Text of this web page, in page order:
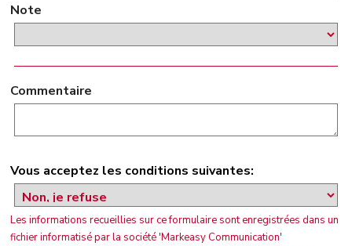
Note
Commentaire
Vous acceptez les conditions suivantes:
Les informations recueillies sur ce formulaire sont enregistrées dans un
fichier informatisé par la société 'Markeasy Communication'